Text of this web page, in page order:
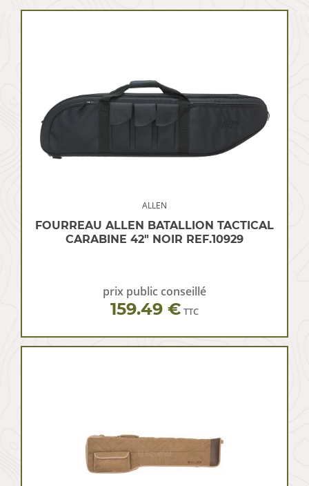
ALLEN
FOURREAU ALLEN BATALLION TACTICAL
CARABINE 42″ NOIR REF.10929
prix public conseillé
159.49 € TTC